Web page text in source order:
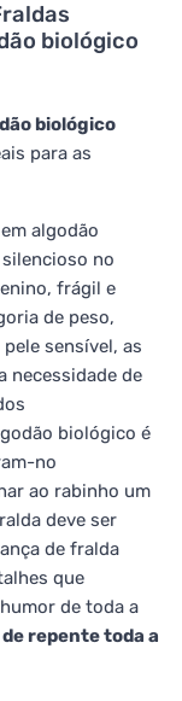
biológico
biológico
para as
algodão
no
frágil e
de peso,
sensível, as
necessidade de
biológico é
no
ao rabinho um
deve ser
de fralda
que
de toda a
repente toda a